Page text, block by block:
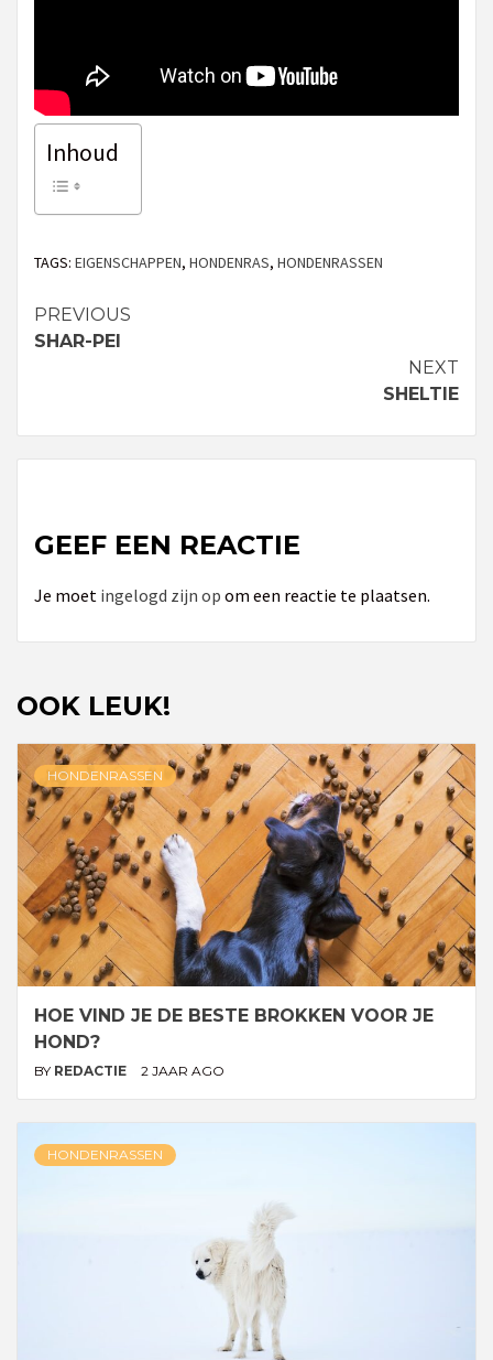
Inhoud
TAGS: EIGENSCHAPPEN, HONDENRAS, HONDENRASSEN
Continue
PREVIOUS
SHAR-PEI
NEXT
SHELTIE
GEEF EEN REACTIE
Je moet ingelogd zijn op om een reactie te plaatsen.
OOK LEUK!
HONDENRASSEN
HOE VIND JE DE BESTE BROKKEN VOOR JE
HOND?
BY REDACTIE 2 JAAR AGO
HONDENRASSEN